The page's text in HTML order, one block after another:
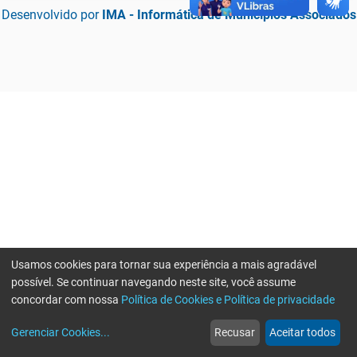
Desenvolvido por IMA - Informática de Municípios Associados
web
Notícias
more_horiz
Mais
Usamos cookies para tornar sua experiência a mais agradável
possível. Se continuar navegando neste site, você assume
concordar com nossa Política de Cookies e Política de privacidade
Gerenciar Cookies... Recusar Aceitar todos
Erro ao enviar informações, por favor tente novamente